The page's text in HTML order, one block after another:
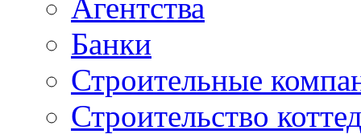
Агентства
Банки
Строительные
Строительство